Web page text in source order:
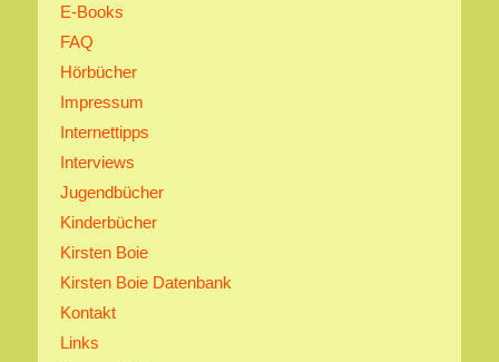
E-Books
FAQ
Hörbücher
Impressum
Internettipps
Interviews
Jugendbücher
Kinderbücher
Kirsten Boie
Kirsten Boie Datenbank
Kontakt
Links